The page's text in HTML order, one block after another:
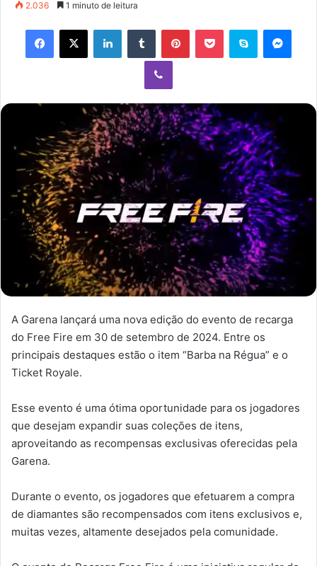
mail
2.036 1 minuto de leitura
Facebook
X LinkedinTumblr PinterestPocket Skype
Viber
A Garena lançará uma nova edição do evento de recarga
do Free Fire em 30 de setembro de 2024. Entre os
principais destaques estão o item “Barba na Régua” e o
Ticket Royale.
Esse evento é uma ótima oportunidade para os jogadores
que desejam expandir suas coleções de itens,
aproveitando as recompensas exclusivas oferecidas pela
Garena.
Durante o evento, os jogadores que efetuarem a compra
de diamantes são recompensados com itens exclusivos e,
muitas vezes, altamente desejados pela comunidade.